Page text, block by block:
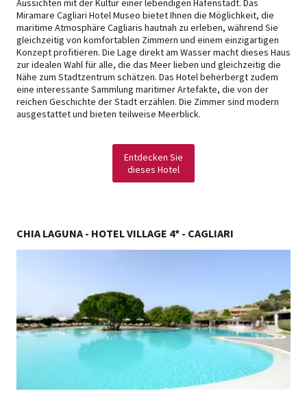
Aussichten mit der Kultur einer lebendigen Hafenstadt. Das
Miramare Cagliari Hotel Museo bietet Ihnen die Möglichkeit, die
maritime Atmosphäre Cagliaris hautnah zu erleben, während Sie
gleichzeitig von komfortablen Zimmern und einem einzigartigen
Konzept profitieren. Die Lage direkt am Wasser macht dieses Haus
zur idealen Wahl für alle, die das Meer lieben und gleichzeitig die
Nähe zum Stadtzentrum schätzen. Das Hotel beherbergt zudem
eine interessante Sammlung maritimer Artefakte, die von der
reichen Geschichte der Stadt erzählen. Die Zimmer sind modern
ausgestattet und bieten teilweise Meerblick.
Entdecken Sie
dieses Hotel
CHIA LAGUNA - HOTEL VILLAGE 4* - CAGLIARI